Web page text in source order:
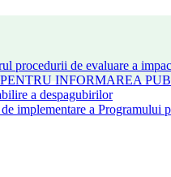
procedurii de evaluare a
INFORMAREA
a despagubirilor
implementare a Programului